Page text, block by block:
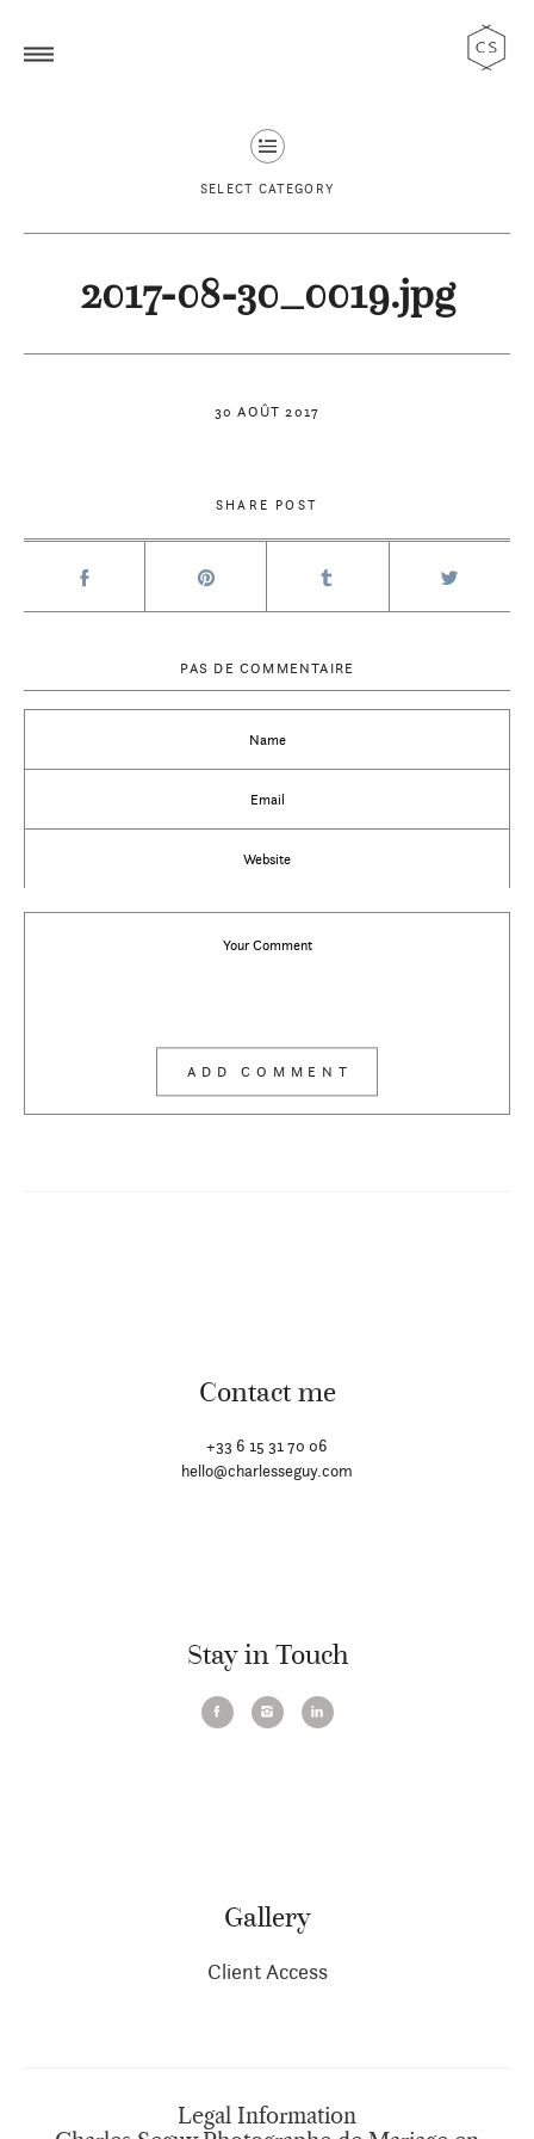
SELECT CATEGORY
30 AOÛT 2017
2017-08-30_0019.jpg
SHARE POST
PAS DE COMMENTAIRE
Contact me
+33 6 15 31 70 06
hello@charlesseguy.com
Stay in Touch
Gallery
Client Access
Legal Information